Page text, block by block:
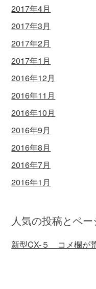
2017年4月
2017年3月
2017年2月
2017年1月
2016年12月
2016年11月
2016年10月
2016年9月
2016年8月
2016年7月
2016年1月
人気の投稿とペー
新型CX-５ コメ欄が